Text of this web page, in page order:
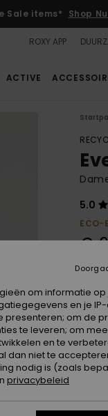
Sale items* Shop Nu
ROXY APP
ACTIVE
5.0
ECO-
€
Kleur
om informatie
en je
om de
te leveren; om
en te
dan niet te
nodig is (zoals
privacybeleid